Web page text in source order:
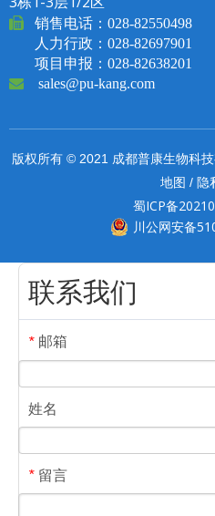
 销售电话： 028-82550498
人力行政：028-82697901
项目申报：028-82638201
 sales@pu-kang.com
版权所有 © 2021 成都普康生物科
地图 / 隐
蜀ICP备
川公网安备
联系我们
* 邮箱
姓名
* 留言